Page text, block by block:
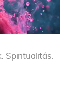
Spiritualitás.